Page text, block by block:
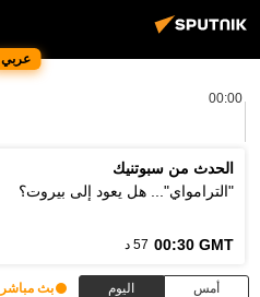
عربي
00:00
الحدث من سبوتنيك
"الترامواي"... هل يعود إلى بيروت؟
00:30 GMT 57 د
أمس اليوم بث مباشر